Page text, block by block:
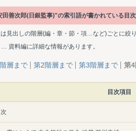
田善次郎(日銀監事)"の索引語が書かれている目
は見出しの階層(編・章・節・項…など)ごとに絞
… 資料編に詳細な情報があります。
層まで 第2階層まで 第3階層まで 第
目次項目